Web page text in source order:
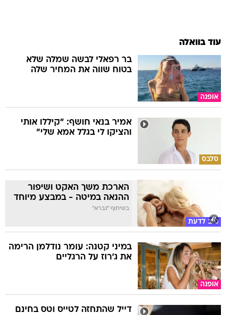
עוד בוואלה
אופנה
בר רפאלי לבשה שמלה שלא
בטוח שווה את המחיר שלה
סלבס
אמיר בנאי חושף: "קיללו אותי
והציקו לי בגלל אמא שלי"
טוב לדעת
הארכת משך האקט ושיפור
ההנאה במיטה - במבצע מיוחד
בשיתוף "גברא"
אופנה
במיני קטנה: עומר נודלמן הרימה
את ג'רוז על הרגליים
דייל שהתחזה לטייס וטס בחינם